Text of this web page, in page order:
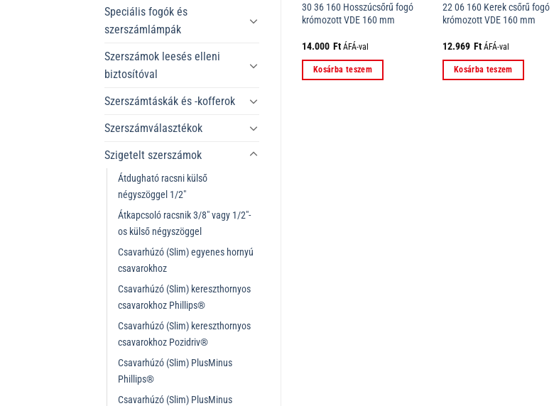
Speciális fogók és
szerszámlámpák
Szerszámok leesés elleni
biztosítóval
Szerszámtáskák és -kofferok
Szerszámválasztékok
Szigetelt szerszámok
Átdugható racsni külső
négyszöggel 1/2"
Átkapcsoló racsnik 3/8" vagy 1/2"-
os külső négyszöggel
Csavarhúzó (Slim) egyenes hornyú
csavarokhoz
Csavarhúzó (Slim) kereszthornyos
csavarokhoz Phillips®
Csavarhúzó (Slim) kereszthornyos
csavarokhoz Pozidriv®
Csavarhúzó (Slim) PlusMinus
Phillips®
Csavarhúzó (Slim) PlusMinus
30 36 160 Hosszúcsőrű fogó
krómozott VDE 160 mm
14.000 Ft ÁFÁ-val
Kosárba teszem
22 06 160 Kerek csőrű fogó
krómozott VDE 160 mm
12.969 Ft ÁFÁ-val
Kosárba teszem
25 26 160 Fél-kerek csőrű fogó
vágóéllel (Rádiófogó) krómozott
03 06 200 Kombinált fogó
krómozott VDE 200 mm